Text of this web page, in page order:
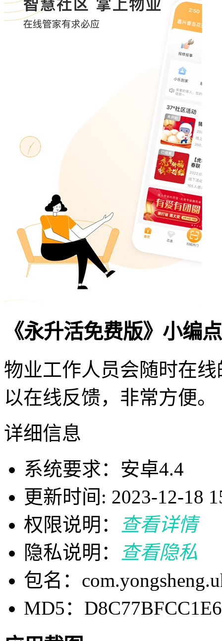
《永升活免费版》小编
物业工作人员会随时在
以在线反馈，非常方便。
详细信息
系统要求：安卓4.4
更新时间: 2023-12-18
权限说明：
查看详情
隐私说明：
查看隐私
包名：
MD5：